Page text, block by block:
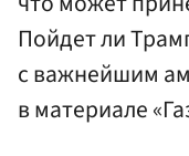
Пойдет ли
с важнейшим
в материале